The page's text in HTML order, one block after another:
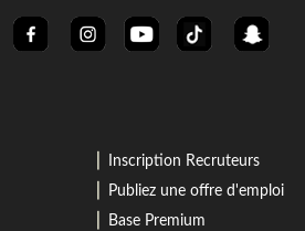
Inscription Recruteurs
Publiez une offre d'emploi
Base Premium